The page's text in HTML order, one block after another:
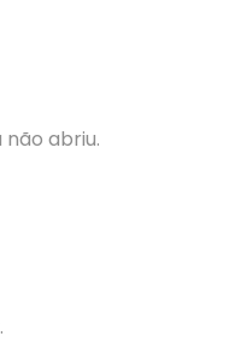
abriu.